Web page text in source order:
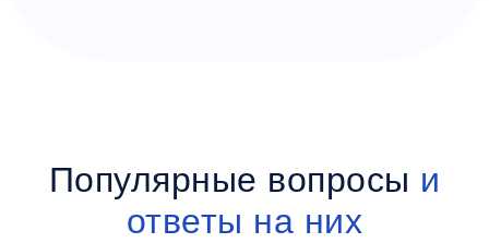
Популярные вопросы и
ответы на них